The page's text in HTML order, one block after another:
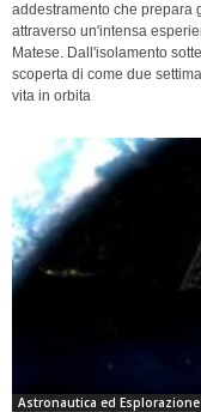
addestramento che prepara
attraverso un'intensa
Matese. Dall'isolamento
scoperta di come due
vita in orbita
Astronautica ed